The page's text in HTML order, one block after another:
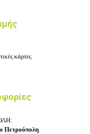
κάρτες
Πετρούπολη